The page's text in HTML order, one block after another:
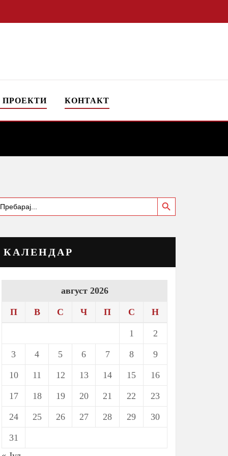
ПРОЕКТИ КОНТАКТ
Search Button
КАЛЕНДАР
август 2026
П В С Ч П С Н
1 2
3 4 5 6 7 8 9
10 11 12 13 14 15 16
17 18 19 20 21 22 23
24 25 26 27 28 29 30
31